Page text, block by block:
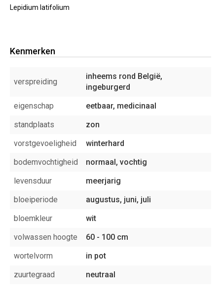
Lepidium latifolium
Kenmerken
verspreiding
inheems rond België,
ingeburgerd
eigenschap
eetbaar, medicinaal
standplaats
zon
vorstgevoeligheid
winterhard
bodemvochtigheid
normaal, vochtig
levensduur
meerjarig
bloeiperiode
augustus, juni, juli
bloemkleur
wit
volwassen hoogte
60 - 100 cm
wortelvorm
in pot
zuurtegraad
neutraal